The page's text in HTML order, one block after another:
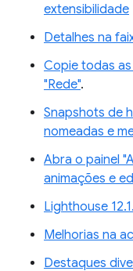
extensibilidade
Detalhes na
Copie todas
"Rede".
Snapshots de
nomeadas e
Abra o painel
animações e
Lighthouse
Melhorias na
Destaques